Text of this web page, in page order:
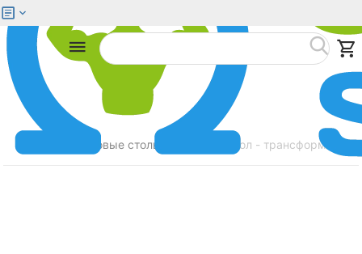
Игровые столы Игровой стол - трансформер
Меню Найти